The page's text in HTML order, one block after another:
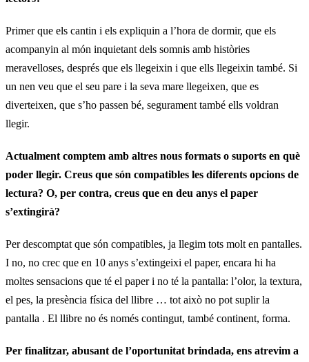
Primer que els cantin i els expliquin a l’hora de dormir, que els
acompanyin al món inquietant dels somnis amb històries
meravelloses, després que els llegeixin i que ells llegeixin també. Si
un nen veu que el seu pare i la seva mare llegeixen, que es
diverteixen, que s’ho passen bé, segurament també ells voldran
llegir.
Actualment comptem amb altres nous formats o suports en què
poder llegir. Creus que són compatibles les diferents opcions de
lectura? O, per contra, creus que en deu anys el paper
s’extingirà?
Per descomptat que són compatibles, ja llegim tots molt en pantalles.
I no, no crec que en 10 anys s’extingeixi el paper, encara hi ha
moltes sensacions que té el paper i no té la pantalla: l’olor, la textura,
el pes, la presència física del llibre … tot això no pot suplir la
pantalla . El llibre no és només contingut, també continent, forma.
Per finalitzar, abusant de l’oportunitat brindada, ens atrevim a